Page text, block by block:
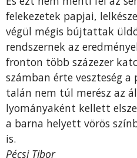
felekezetek papjai,
végül mégis bújtattak
rendszernek az
fronton több százezer
számban érte veszteség
talán nem túl merész az
lyományaként kellett
a barna helyett vörös
is.
Pécsi Tibor